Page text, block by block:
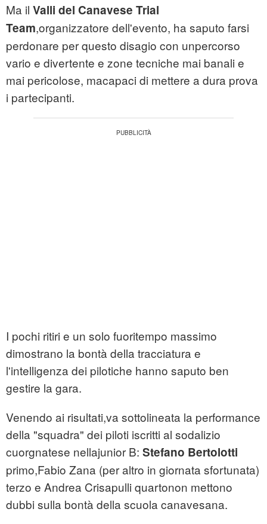
Ma il Valli del Canavese Trial
Team,organizzatore dell'evento, ha saputo farsi
perdonare per questo disagio con unpercorso
vario e divertente e zone tecniche mai banali e
mai pericolose, macapaci di mettere a dura prova
i partecipanti.
I pochi ritiri e un solo fuoritempo massimo
dimostrano la bontà della tracciatura e
l'intelligenza dei pilotiche hanno saputo ben
gestire la gara.
Venendo ai risultati,va sottolineata la performance
della "squadra" dei piloti iscritti al sodalizio
cuorgnatese nellajunior B: Stefano Bertolotti
primo,Fabio Zana (per altro in giornata sfortunata)
terzo e Andrea Crisapulli quartonon mettono
dubbi sulla bontà della scuola canavesana.